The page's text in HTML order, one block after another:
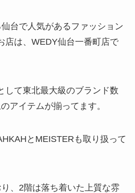
台で人気があるファッション
店は、WEDY仙台一番町店で
して東北最大級のブランド数
のアイテムが揃ってます。
とMEISTERも取り扱って
、2階は落ち着いた上質な雰